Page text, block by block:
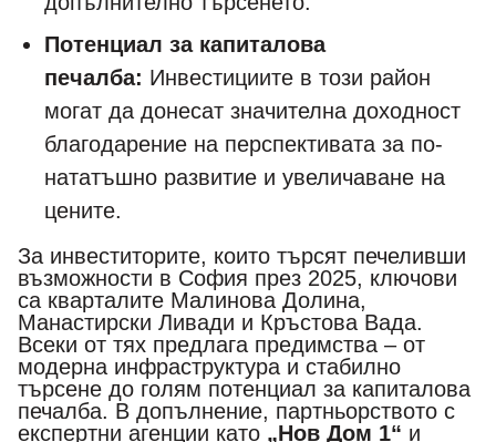
Потенциал за капиталова
печалба: Инвестициите в този район
могат да донесат значителна доходност
благодарение на перспективата за по-
нататъшно развитие и увеличаване на
цените.
За инвеститорите, които търсят печеливши
възможности в София през 2025, ключови
са кварталите Малинова Долина,
Манастирски Ливади и Кръстова Вада.
Всеки от тях предлага предимства – от
модерна инфраструктура и стабилно
търсене до голям потенциал за капиталова
печалба. В допълнение, партньорството с
експертни агенции като „Нов Дом 1“ и